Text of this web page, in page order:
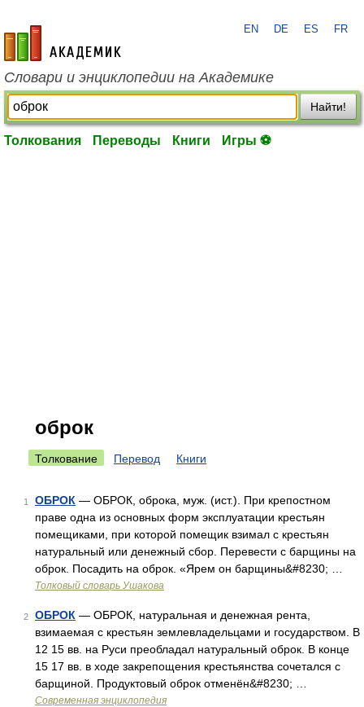
academic.ru
EN DE ES FR
Словари и энциклопедии на Академике
Найти!
Толкования Переводы Книги Игры ⚽
оброк
Толкование Перевод Книги
1 ОБРОК — ОБРОК, оброка, муж. (ист.). При крепостном
праве одна из основных форм эксплуатации крестьян
помещиками, при которой помещик взимал с крестьян
натуральный или денежный сбор. Перевести с барщины на
оброк. Посадить на оброк. «Ярем он барщины&#8230; …
Толковый словарь Ушакова
2 ОБРОК — ОБРОК, натуральная и денежная рента,
взимаемая с крестьян землевладельцами и государством. В
12 15 вв. на Руси преобладал натуральный оброк. В конце
15 17 вв. в ходе закрепощения крестьянства сочетался с
барщиной. Продуктовый оброк отменён&#8230; …
Современная энциклопедия